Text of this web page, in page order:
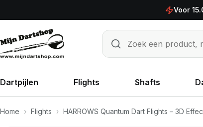
Voor
Zoek een product,
Zoeken
Dartpijlen Flights Shafts
Home › Flights › HARROWS Quantum Dart Flights – 3D